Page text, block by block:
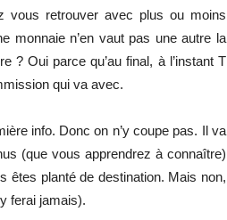
vous retrouver avec plus ou moins
monnaie n’en vaut pas une autre la
Oui parce qu’au final, à l’instant T
qui va avec.
info. Donc on n’y coupe pas. Il va
(que vous apprendrez à connaître)
êtes planté de destination. Mais non,
ferai jamais).